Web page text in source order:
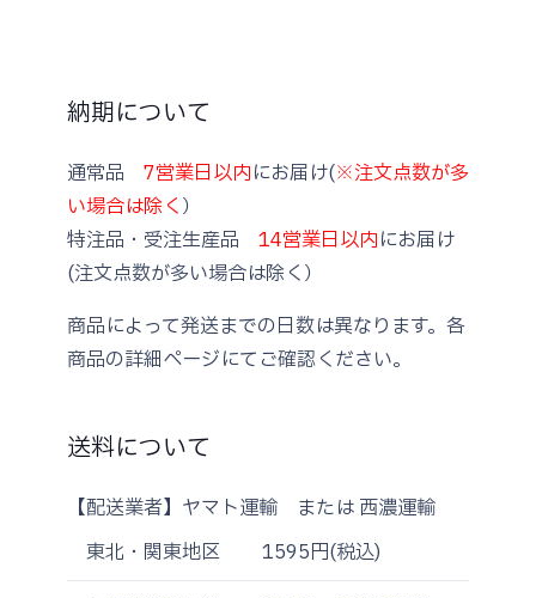
納期について
通常品 7営業日以内にお届け(※注文点数が多
い場合は除く）
特注品・受注生産品 14営業日以内にお届け
(注文点数が多い場合は除く）
商品によって発送までの日数は異なります。各
商品の詳細ページにてご確認ください。
送料について
【配送業者】ヤマト運輸 または 西濃運輸
東北・関東地区
1595円(税込)